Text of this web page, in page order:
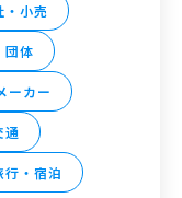
・小売
団体
ーカー
通
行・宿泊